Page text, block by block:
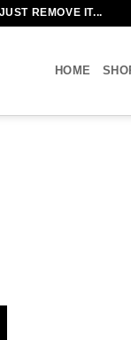
REMOVE IT...
HOME